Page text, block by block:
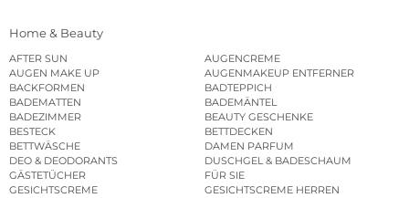
Home & Beauty
AFTER SUN
AUGENCREME
AUGEN MAKE UP
AUGENMAKEUP ENTFERNER
BACKFORMEN
BADTEPPICH
BADEMATTEN
BADEMÄNTEL
BADEZIMMER
BEAUTY GESCHENKE
BESTECK
BETTDECKEN
BETTWÄSCHE
DAMEN PARFUM
DEO & DEODORANTS
DUSCHGEL & BADESCHAUM
GÄSTETÜCHER
FÜR SIE
GESICHTSCREME
GESICHTSCREME HERREN